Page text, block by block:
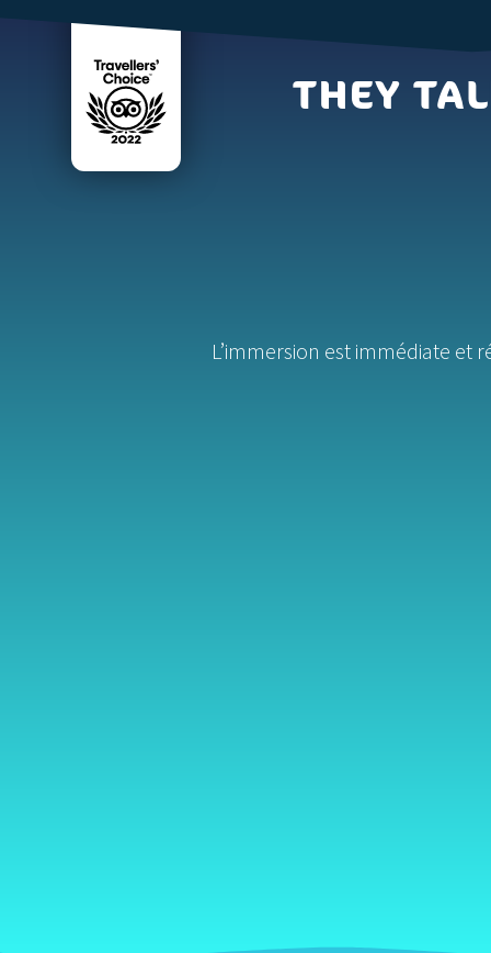
THEY
L’immersion est immédiate et